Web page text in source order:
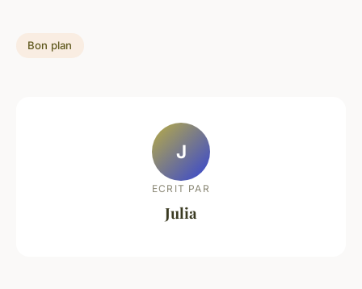
Bon plan
J
ECRIT PAR
Julia